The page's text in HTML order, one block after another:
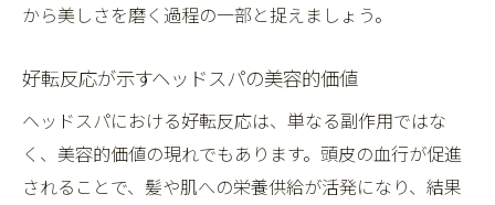
から美しさを磨く過程の一部と捉えましょう。
好転反応が示すヘッドスパの美容的価値
ヘッドスパにおける好転反応は、単なる副作用ではな
く、美容的価値の現れでもあります。頭皮の血行が促進
されることで、髪や肌への栄養供給が活発になり、結果